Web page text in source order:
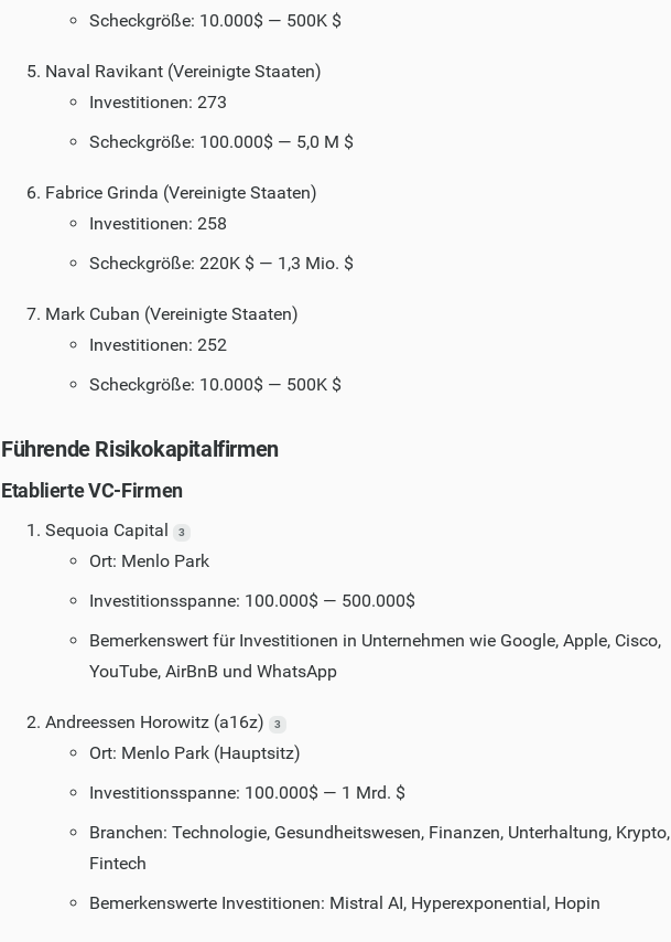
Scheckgröße: 10.000$ — 500K $
Naval Ravikant (Vereinigte Staaten)
Investitionen: 273
Scheckgröße: 100.000$ — 5,0 M $
Fabrice Grinda (Vereinigte Staaten)
Investitionen: 258
Scheckgröße: 220K $ — 1,3 Mio. $
Mark Cuban (Vereinigte Staaten)
Investitionen: 252
Scheckgröße: 10.000$ — 500K $
Führende Risikokapitalfirmen
Etablierte VC-Firmen
Sequoia Capital 3
Ort: Menlo Park
Investitionsspanne: 100.000$ — 500.000$
Bemerkenswert für Investitionen in Unternehmen wie Google, Apple, Cisco,
YouTube, AirBnB und WhatsApp
Andreessen Horowitz (a16z) 3
Ort: Menlo Park (Hauptsitz)
Investitionsspanne: 100.000$ — 1 Mrd. $
Branchen: Technologie, Gesundheitswesen, Finanzen, Unterhaltung,
Fintech
Bemerkenswerte Investitionen: Mistral AI, Hyperexponential, Hopin